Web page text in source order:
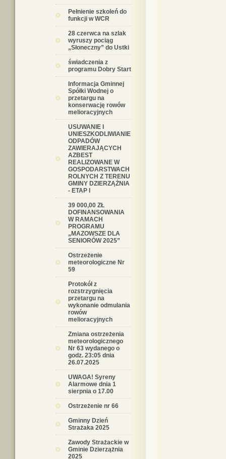
Pełnienie szkoleń do
funkcji w WCR
28 czerwca na szlak
wyruszy pociąg
„Słoneczny” do Ustki
świadczenia z
programu Dobry Start
Informacja Gminnej
Spółki Wodnej o
przetargu na
konserwację rowów
melioracyjnych
USUWANIE I
UNIESZKODLIWIANIE
ODPADÓW
ZAWIERAJĄCYCH
AZBEST
REALIZOWANE W
GOSPODARSTWACH
ROLNYCH Z TERENU
GMINY DZIERZĄŻNIA
- ETAP I
39 000,00 ZŁ
DOFINANSOWANIA
W RAMACH
PROGRAMU
„MAZOWSZE DLA
SENIORÓW 2025”
Ostrzeżenie
meteorologiczne Nr
59
Protokół z
rozstrzygnięcia
przetargu na
wykonanie odmulania
rowów
melioracyjnych
Zmiana ostrzeżenia
meteorologicznego
Nr 63 wydanego o
godz. 23:05 dnia
26.07.2025
UWAGA! Syreny
Alarmowe dnia 1
sierpnia o 17.00
Ostrzeżenie nr 66
Gminny Dzień
Strażaka 2025
Zawody Strażackie w
Gminie Dzierzążnia
2025